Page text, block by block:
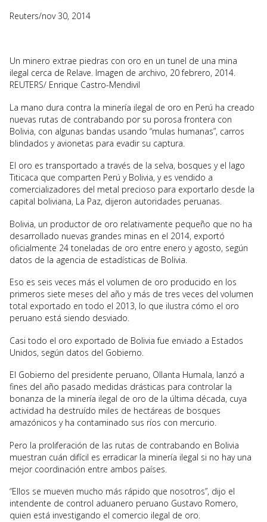
Reuters/nov 30, 2014
Un minero extrae piedras con oro en un tunel de una mina
ilegal cerca de Relave. Imagen de archivo, 20 febrero, 2014.
REUTERS/ Enrique Castro-Mendivil
La mano dura contra la minería ilegal de oro en Perú ha creado
nuevas rutas de contrabando por su porosa frontera con
Bolivia, con algunas bandas usando “mulas humanas”, carros
blindados y avionetas para evadir su captura.
El oro es transportado a través de la selva, bosques y el lago
Titicaca que comparten Perú y Bolivia, y es vendido a
comercializadores del metal precioso para exportarlo desde la
capital boliviana, La Paz, dijeron autoridades peruanas.
Bolivia, un productor de oro relativamente pequeño que no ha
desarrollado nuevas grandes minas en el 2014, exportó
oficialmente 24 toneladas de oro entre enero y agosto, según
datos de la agencia de estadísticas de Bolivia.
Eso es seis veces más el volumen de oro producido en los
primeros siete meses del año y más de tres veces del volumen
total exportado en todo el 2013, lo que ilustra cómo el oro
peruano está siendo desviado.
Casi todo el oro exportado de Bolivia fue enviado a Estados
Unidos, según datos del Gobierno.
El Gobierno del presidente peruano, Ollanta Humala, lanzó a
fines del año pasado medidas drásticas para controlar la
bonanza de la minería ilegal de oro de la última década, cuya
actividad ha destruído miles de hectáreas de bosques
amazónicos y ha contaminado sus ríos con mercurio.
Pero la proliferación de las rutas de contrabando en Bolivia
muestran cuán difícil es erradicar la minería ilegal si no hay una
mejor coordinación entre ambos países.
“Ellos se mueven mucho más rápido que nosotros”, dijo el
intendente de control aduanero peruano Gustavo Romero,
quien está investigando el comercio ilegal de oro.